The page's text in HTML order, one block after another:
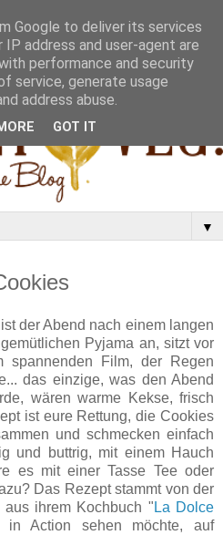
▼
der Abend nach einem langen
Pyjama an, sitzt vor
spannenden Film, der Regen
das einzige, was den Abend
wären warme Kekse, frisch
ist eure Rettung, die Cookies
und schmecken einfach
und buttrig, mit einem Hauch
es mit einer Tasse Tee oder
Das Rezept stammt von der
aus ihrem Kochbuch " La Dolce
Action sehen möchte, auf
Google to deliver its services
address and user-agent are
performance and security
service, generate usage
address abuse.
GOT IT